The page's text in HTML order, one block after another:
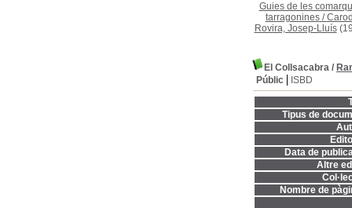
Guies de les
tarragonines/
Rovira, Josep-Lluís
El Collsacabra /
Públic
ISBD
Tipus de
Data de
Altre
Nombre de